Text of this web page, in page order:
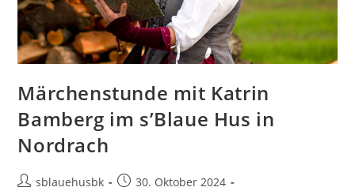
Märchenstunde mit Katrin
Bamberg im s’Blaue Hus in
Nordrach
sblauehusbk
30. Oktober 2024